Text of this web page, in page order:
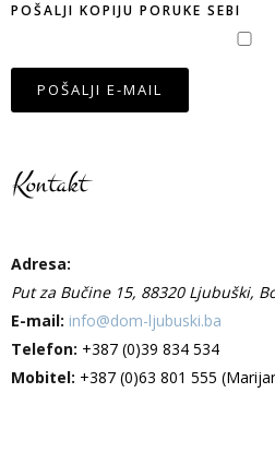
POŠALJI KOPIJU PORUKE SEBI
POŠALJI E-MAIL
Kontakt
Adresa:
Put za Bučine 15, 88320 Ljubuški,
E-mail: info@dom-ljubuski.ba
Telefon: +387 (0)39 834 534
Mobitel: +387 (0)63 801 555